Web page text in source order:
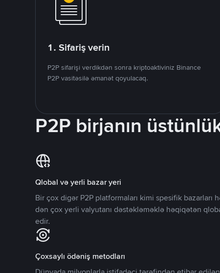
1. Sifariş verin
P2P sifarişi verdikdən sonra kriptoaktiviniz Binance
P2P vasitəsilə əmanət qoyulacaq.
P2P birjanın
Qlobal və yerli bazar yeri
Bir çox digər P2P platformaları kimi spesifik bazarları
dən çox yerli valyutanı dəstəkləməklə həqiqətən
edir.
Çoxsaylı ödəniş metodları